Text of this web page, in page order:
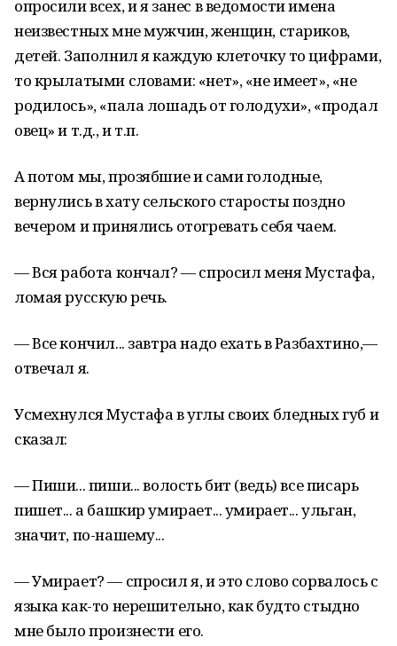
опросили всех, и я занес в ведомости имена
неизвестных мне мужчин, женщин, стариков,
детей. Заполнил я каждую клеточку то цифрами,
то крылатыми словами: «нет», «не имеет», «не
родилось», «пала лошадь от голодухи», «продал
овец» и т.д., и т.п.
А потом мы, прозябшие и сами голодные,
вернулись в хату сельского старосты поздно
вечером и принялись отогревать себя чаем.
— Вся работа кончал? — спросил меня Мустафа,
ломая русскую речь.
— Все кончил... завтра надо ехать в Разбахтино,—
отвечал я.
Усмехнулся Мустафа в углы своих бледных губ и
сказал:
— Пиши... пиши... волость бит (ведь) все писарь
пишет... а башкир умирает... умирает... ульган,
значит, по-нашему...
— Умирает? — спросил я, и это слово сорвалось с
языка как-то нерешительно, как будто стыдно
мне было произнести его.